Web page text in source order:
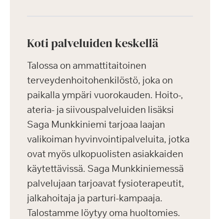
Koti palveluiden keskellä
Talossa on ammattitaitoinen
terveydenhoitohenkilöstö, joka on
paikalla ympäri vuorokauden. Hoito-,
ateria- ja siivouspalveluiden lisäksi
Saga Munkkiniemi tarjoaa laajan
valikoiman hyvinvointipalveluita, jotka
ovat myös ulkopuolisten asiakkaiden
käytettävissä. Saga Munkkiniemessä
palvelujaan tarjoavat fysioterapeutit,
jalkahoitaja ja parturi-kampaaja.
Talostamme löytyy oma huoltomies.